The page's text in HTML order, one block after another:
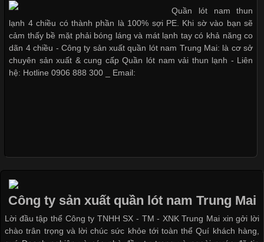
Các Form Áo Thun Phổ Biến Hiện Nay Và Xu Hướng Trong
Ngành May Mặc Áo thun là một trong những trang phục quen
thuộc và được sử dụng phổ biến nhất hiện nay. Không chỉ đa
dạng về màu sắc hay chất liệu, áo thun còn có nhiều form dáng
khác nhau để phù hợp với từng phong cách thời trang và nhu
cầu
Áo phông là một trong những trang phục phổ biến nhất trong
đời sống hiện đại nhờ sự tiện lợi, thoải mái và dễ phối đồ.
Không chỉ xuất hiện trong thời trang thường ngày, áo phông còn
được ứng dụng rộng rãi trong ngành sản xuất may mặc, đặc
biệt là các sản phẩm từ vải thun. Hiện nay,
Quần lót nam thun
lạnh 4 chiều có thành phần là 100% sợi PE. Khi sờ vào bạn sẽ
cảm thấy bề mặt phải bóng láng và mát lạnh tay có khả năng co
dãn 4 chiều - Công ty sản xuất quần lót nam Trung Mai: là cơ sở
chuyên sản xuất & cung cấp Quần lót nam vải thun lạnh - Liên
hệ: Hotline 0906 888 300 _ Email:
Công ty sản xuất quần lót nam Trung Mai
Lời đầu tập thể Công ty TNHH SX - TM - XNK Trung Mai xin gởi lời
chào trân trọng và lời chúc sức khỏe tới toàn thể Quí khách hàng,